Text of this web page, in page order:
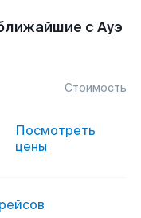
с Ауэ
Стоимость
Посмотреть
цены